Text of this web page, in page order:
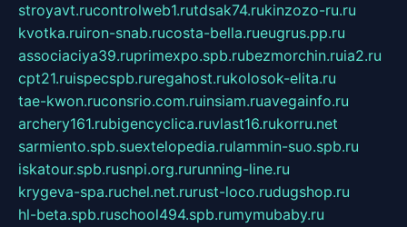
stroyavt.rucontrolweb1.rutdsak74.rukinzozo-ru.ru
kvotka.ruiron-snab.rucosta-bella.rueugrus.pp.ru
associaciya39.ruprimexpo.spb.rubezmorchin.ruia2.ru
cpt21.ruispecspb.ruregahost.rukolosok-elita.ru
tae-kwon.ruconsrio.com.ruinsiam.ruavegainfo.ru
archery161.rubigencyclica.ruvlast16.rukorru.net
sarmiento.spb.suextelopedia.rulammin-suo.spb.ru
iskatour.spb.rusnpi.org.rurunning-line.ru
krygeva-spa.ruchel.net.rurust-loco.rudugshop.ru
hl-beta.spb.ruschool494.spb.rumymubaby.ru